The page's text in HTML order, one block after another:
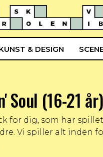
& DESIGN
Soul (16-21 år)
for dig, som har
Vi spiller alt inden